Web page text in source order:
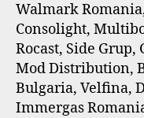
Walmark
Consolight,
Rocast, Side
Mod Distribution,
Bulgaria, Velfina,
Immergas